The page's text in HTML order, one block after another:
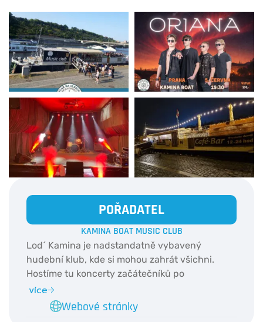
POŘADATEL
KAMINA BOAT MUSIC CLUB
Lod´ Kamina je nadstandatně vybavený
hudební klub, kde si mohou zahrát všichni.
Hostíme tu koncerty začátečníků po
profesionální muzikanty, jako je Viktor Dyk,
nebo Václav Noid Bárta. Kamina původně
brázdila řeky Francie, odkud připlula přes
více
Webové stránky